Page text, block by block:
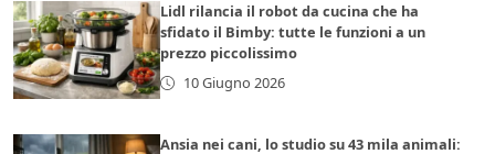
Lidl rilancia il robot da cucina che ha
sfidato il Bimby: tutte le funzioni a un
prezzo piccolissimo
10 Giugno 2026
Ansia nei cani, lo studio su 43 mila animali: